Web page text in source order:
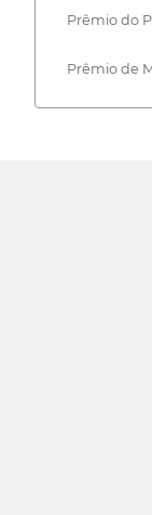
Prêmio do
Prêmio de